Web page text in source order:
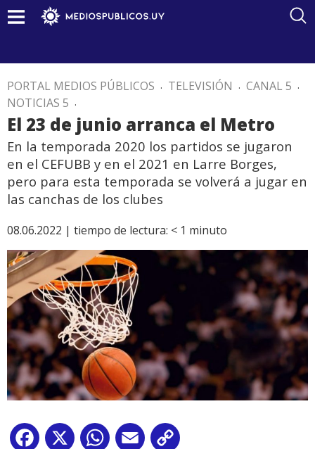
PORTAL MEDIOS PÚBLICOS . TELEVISIÓN . CANAL 5 .
NOTICIAS 5 .
El 23 de junio arranca el Metro
En la temporada 2020 los partidos se jugaron
en el CEFUBB y en el 2021 en Larre Borges,
pero para esta temporada se volverá a jugar en
las canchas de los clubes
08.06.2022 | tiempo de lectura: < 1 minuto
Facebook
X WhatsApp
Email